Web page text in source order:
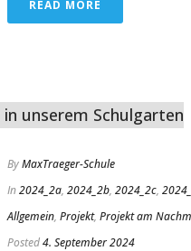
READ MORE
ByMaxTraeger-Schule
In2024_2a, 2024_2b, 2024_2c,
Allgemein, Projekt, Projekt am
Posted4. September 2024